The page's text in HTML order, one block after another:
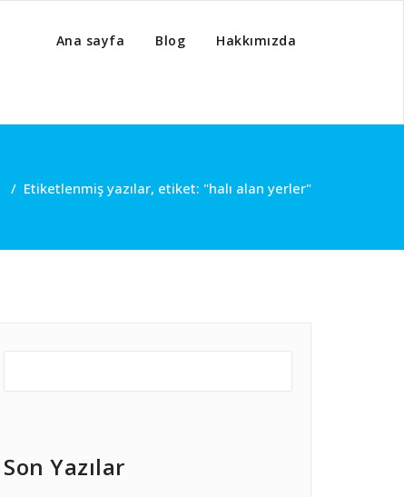
Ana sayfa Blog Hakkımızda
/ Etiketlenmiş yazılar, etiket: "halı alan yerler"
Son Yazılar